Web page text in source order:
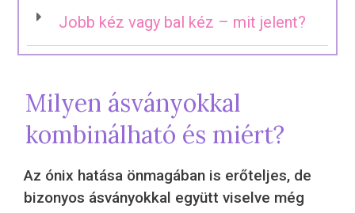
Jobb kéz vagy bal kéz – mit jelent?
Milyen ásványokkal
kombinálható és miért?
Az ónix hatása önmagában is erőteljes, de
bizonyos ásványokkal együtt viselve még